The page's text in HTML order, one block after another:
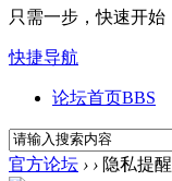
只需一步，快速开始
快捷导航
论坛首页BBS
官方论坛 › › 隐私提醒